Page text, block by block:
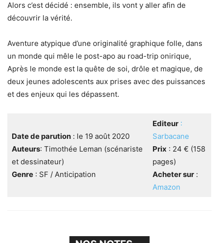
Alors c’est décidé : ensemble, ils vont y aller afin de
découvrir la vérité.
Aventure atypique d’une originalité graphique folle, dans
un monde qui mêle le post-apo au road-trip onirique,
Après le monde est la quête de soi, drôle et magique, de
deux jeunes adolescents aux prises avec des puissances
et des enjeux qui les dépassent.
Date de parution: le 19 août 2020
Auteurs: Timothée Leman (scénariste
et dessinateur)
Genre: SF / Anticipation
Editeur :
Sarbacane
Prix : 24 € (158
pages)
Acheter sur:
Amazon